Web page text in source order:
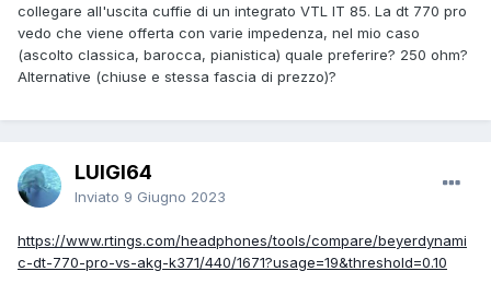
collegare all'uscita cuffie di un integrato VTL IT 85. La dt 770 pro
vedo che viene offerta con varie impedenza, nel mio caso
(ascolto classica, barocca, pianistica) quale preferire? 250 ohm?
Alternative (chiuse e stessa fascia di prezzo)?
LUIGI64
Inviato 9 Giugno 2023
https://www.rtings.com/headphones/tools/compare/beyerdynami
c-dt-770-pro-vs-akg-k371/440/1671?usage=19&threshold=0.10